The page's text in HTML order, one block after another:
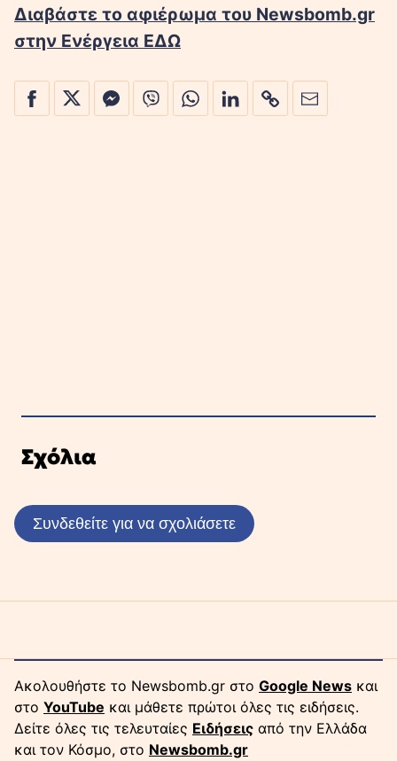
Διαβάστε το αφιέρωμα του Newsbomb.gr
στην Ενέργεια ΕΔΩ
Σχόλια
Συνδεθείτε για να σχολιάσετε
Ακολουθήστε το Newsbomb.gr στο Google News και
στο YouTube και μάθετε πρώτοι όλες τις ειδήσεις.
Δείτε όλες τις τελευταίες Ειδήσεις από την Ελλάδα
και τον Κόσμο, στο Newsbomb.gr